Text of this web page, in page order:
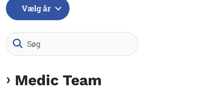
Vælg år
Medic Team